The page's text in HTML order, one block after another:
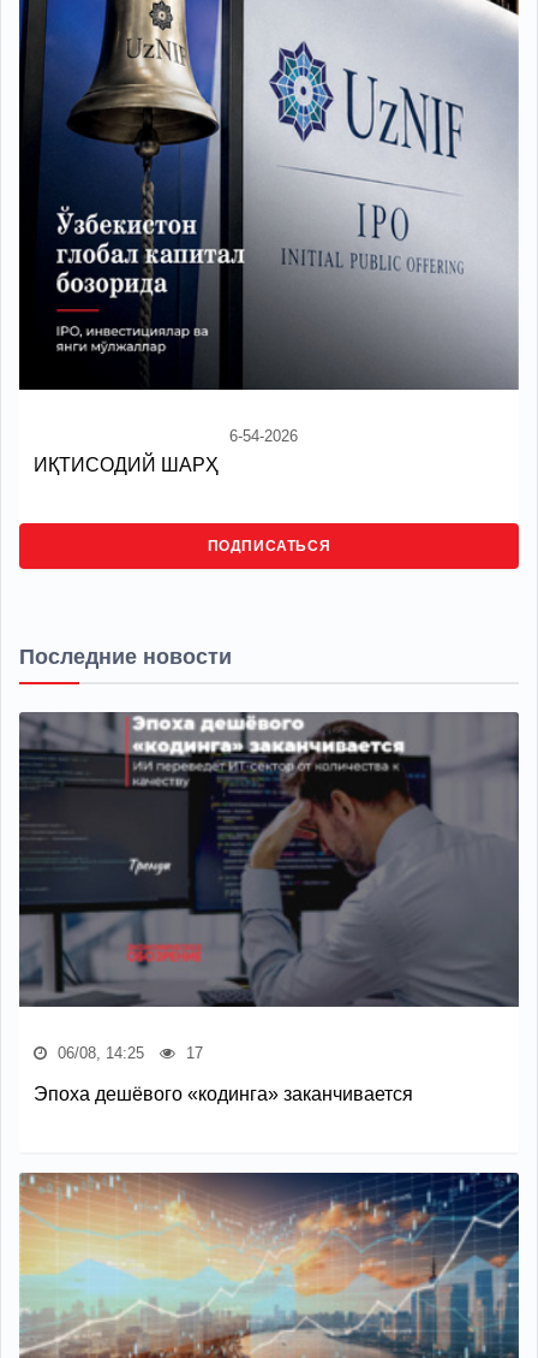
6-54-2026
ИҚТИСОДИЙ ШАРҲ
ПОДПИСАТЬСЯ
Последние новости
06/08, 14:25 17
Эпоха дешёвого «кодинга» заканчивается